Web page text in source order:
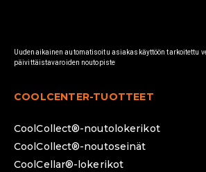
Uudenaikainen automatisoitu asiakaskäyttöön tarkoitettu
päivittäistavaroiden noutopiste
COOLCENTER-TUOTTEET
CoolCollect®-noutolokerikot
CoolCollect®-noutoseinät
CoolCellar®-lokerikot